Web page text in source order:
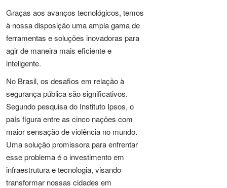
Graças aos avanços tecnológicos, temos
à nossa disposição uma ampla gama de
ferramentas e soluções inovadoras para
agir de maneira mais eficiente e
inteligente.
No Brasil, os desafios em relação à
segurança pública são significativos.
Segundo pesquisa do Instituto Ipsos, o
país figura entre as cinco nações com
maior sensação de violência no mundo.
Uma solução promissora para enfrentar
esse problema é o investimento em
infraestrutura e tecnologia, visando
transformar nossas cidades em